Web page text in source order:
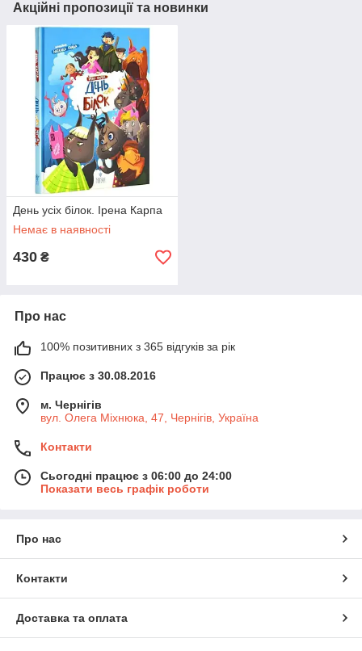
Акційні пропозиції та новинки
День усіх білок. Ірена Карпа
Немає в наявності
430 ₴
Про нас
100% позитивних з 365 відгуків за рік
Працює з 30.08.2016
м. Чернігів
вул. Олега Міхнюка, 47, Чернігів, Україна
Контакти
Сьогодні працює з 06:00 до 24:00
Показати весь графік роботи
Про нас
Контакти
Доставка та оплата